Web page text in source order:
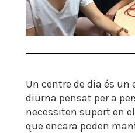
Un centre de dia és un
diürna pensat per a
necessiten suport en
que encara poden